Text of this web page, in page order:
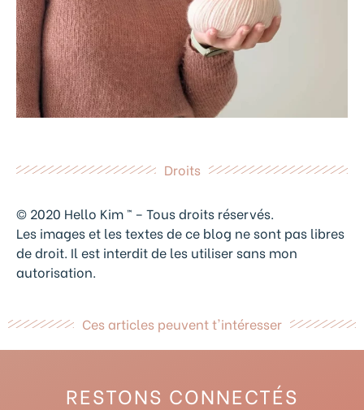
Droits
© 2020 Hello Kim ™ – Tous droits réservés.
Les images et les textes de ce blog ne sont pas libres
de droit. Il est interdit de les utiliser sans mon
autorisation.
Ces articles peuvent t'intéresser
RESTONS CONNECTÉS